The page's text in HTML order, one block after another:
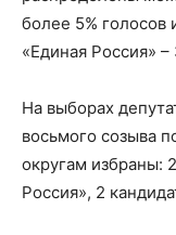
более 5% голосов
«Единая Россия»
На выборах
восьмого созыва
округам избраны:
Россия», 2